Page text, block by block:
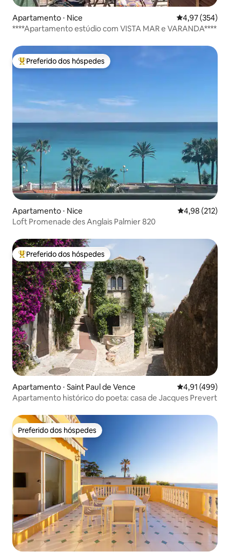
Apartamento ⋅ Nice 4,97 de uma
4,97 (354)
****Apartamento estúdio com VISTA MAR e VARANDA****
Entre os melhores preferidos dos hóspedes
Preferido dos hóspedes
Apartamento ⋅ Nice 4,98 de uma
4,98 (212)
Loft Promenade des Anglais Palmier 820
Entre os melhores preferidos dos hóspedes
Preferido dos hóspedes
Apartamento ⋅ Saint Paul de Vence 4,91 de uma
4,91 (499)
Apartamento histórico do poeta: casa de Jacques Prevert
Preferido dos hóspedes
Preferido dos hóspedes